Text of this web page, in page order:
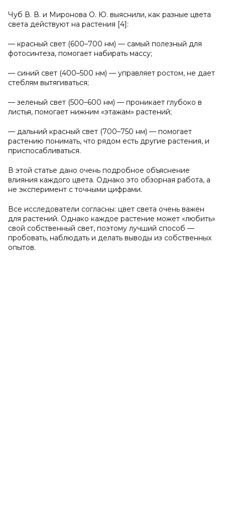
Чуб В. В. и Миронова О. Ю. выяснили, как разные цвета
света действуют на растения [4]:
— красный свет (600–700 нм) — самый полезный для
фотосинтеза, помогает набирать массу;
— синий свет (400–500 нм) — управляет ростом, не дает
стеблям вытягиваться;
— зеленый свет (500–600 нм) — проникает глубоко в
листья, помогает нижним «этажам» растений;
— дальний красный свет (700–750 нм) — помогает
растению понимать, что рядом есть другие растения, и
приспосабливаться.
В этой статье дано очень подробное объяснение
влияния каждого цвета. Однако это обзорная работа, а
не эксперимент с точными цифрами.
Все исследователи согласны: цвет света очень важен
для растений. Однако каждое растение может «любить»
свой собственный свет, поэтому лучший способ —
пробовать, наблюдать и делать выводы из собственных
опытов.